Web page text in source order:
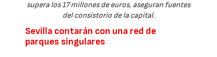
supera los 17 millones de euros, aseguran fuentes
del consistorio de la capital.
Sevilla contarán con una red de
parques singulares